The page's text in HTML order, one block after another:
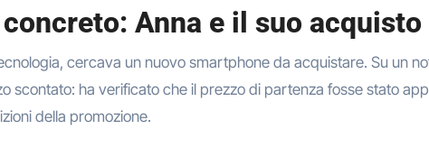
Anna e il suo
cercava un nuovo smartphone da acquistare. Su un
scontato: ha verificato che il prezzo di partenza fosse stato
della promozione.